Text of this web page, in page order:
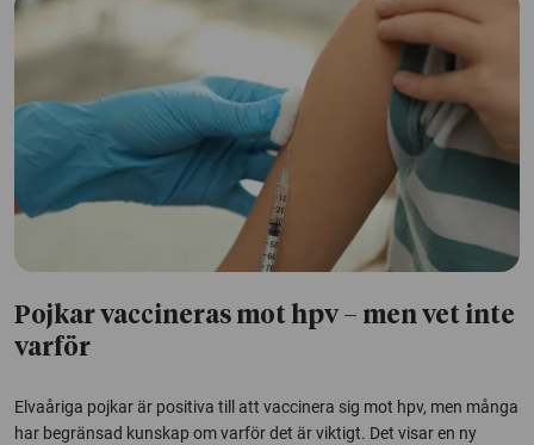
Pojkar vaccineras mot hpv – men vet inte
varför
Elvaåriga pojkar är positiva till att vaccinera sig mot hpv, men många
har begränsad kunskap om varför det är viktigt. Det visar en ny